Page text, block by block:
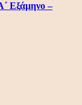
Εξάμηνο –